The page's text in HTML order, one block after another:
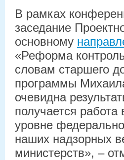
В рамках
заседание
основному
«Реформа
словам старшего
программы
очевидна
получается
уровне
наших надзорных
министерств», –